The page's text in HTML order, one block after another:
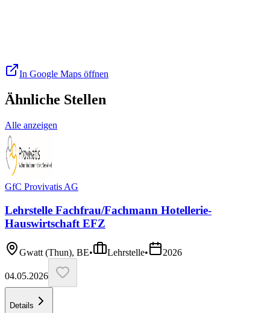
In Google Maps öffnen
Ähnliche Stellen
Alle anzeigen
GfC Provivatis AG
Lehrstelle Fachfrau/Fachmann Hotellerie-
Hauswirtschaft EFZ
Gwatt (Thun), BE• Lehrstelle• 2026
04.05.2026
Details